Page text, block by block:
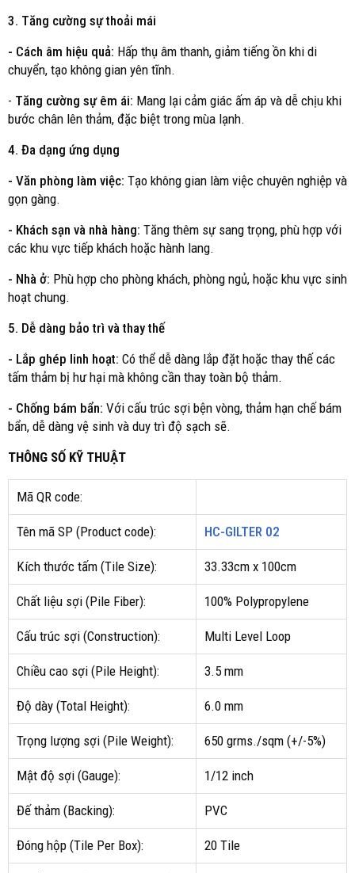
3. Tăng cường sự thoải mái
- Cách âm hiệu quả: Hấp thụ âm thanh, giảm tiếng ồn khi di
chuyển, tạo không gian yên tĩnh.
- Tăng cường sự êm ái: Mang lại cảm giác ấm áp và dễ chịu khi
bước chân lên thảm, đặc biệt trong mùa lạnh.
4. Đa dạng ứng dụng
- Văn phòng làm việc: Tạo không gian làm việc chuyên nghiệp và
gọn gàng.
- Khách sạn và nhà hàng: Tăng thêm sự sang trọng, phù hợp với
các khu vực tiếp khách hoặc hành lang.
- Nhà ở: Phù hợp cho phòng khách, phòng ngủ, hoặc khu vực sinh
hoạt chung.
5. Dễ dàng bảo trì và thay thế
- Lắp ghép linh hoạt: Có thể dễ dàng lắp đặt hoặc thay thế các
tấm thảm bị hư hại mà không cần thay toàn bộ thảm.
- Chống bám bẩn: Với cấu trúc sợi bện vòng, thảm hạn chế bám
bẩn, dễ dàng vệ sinh và duy trì độ sạch sẽ.
THÔNG SỐ KỸ THUẬT
Mã QR code:
Tên mã SP (Product code): HC-GILTER 02
Kích thước tấm (Tile Size): 33.33cm x 100cm
Chất liệu sợi (Pile Fiber): 100% Polypropylene
Cấu trúc sợi (Construction): Multi Level Loop
Chiều cao sợi (Pile Height): 3.5 mm
Độ dày (Total Height): 6.0 mm
Trọng lượng sợi (Pile Weight): 650 grms./sqm (+/-5%)
Mật độ sợi (Gauge): 1/12 inch
Đế thảm (Backing): PVC
Đóng hộp (Tile Per Box): 20 Tile